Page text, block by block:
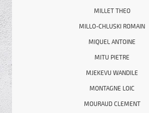
MILLET THEO
MILLO-CHLUSKI ROMAIN
MIQUEL ANTOINE
MITU PIETRE
MJEKEVU WANDILE
MONTAGNE LOIC
MOURAUD CLEMENT